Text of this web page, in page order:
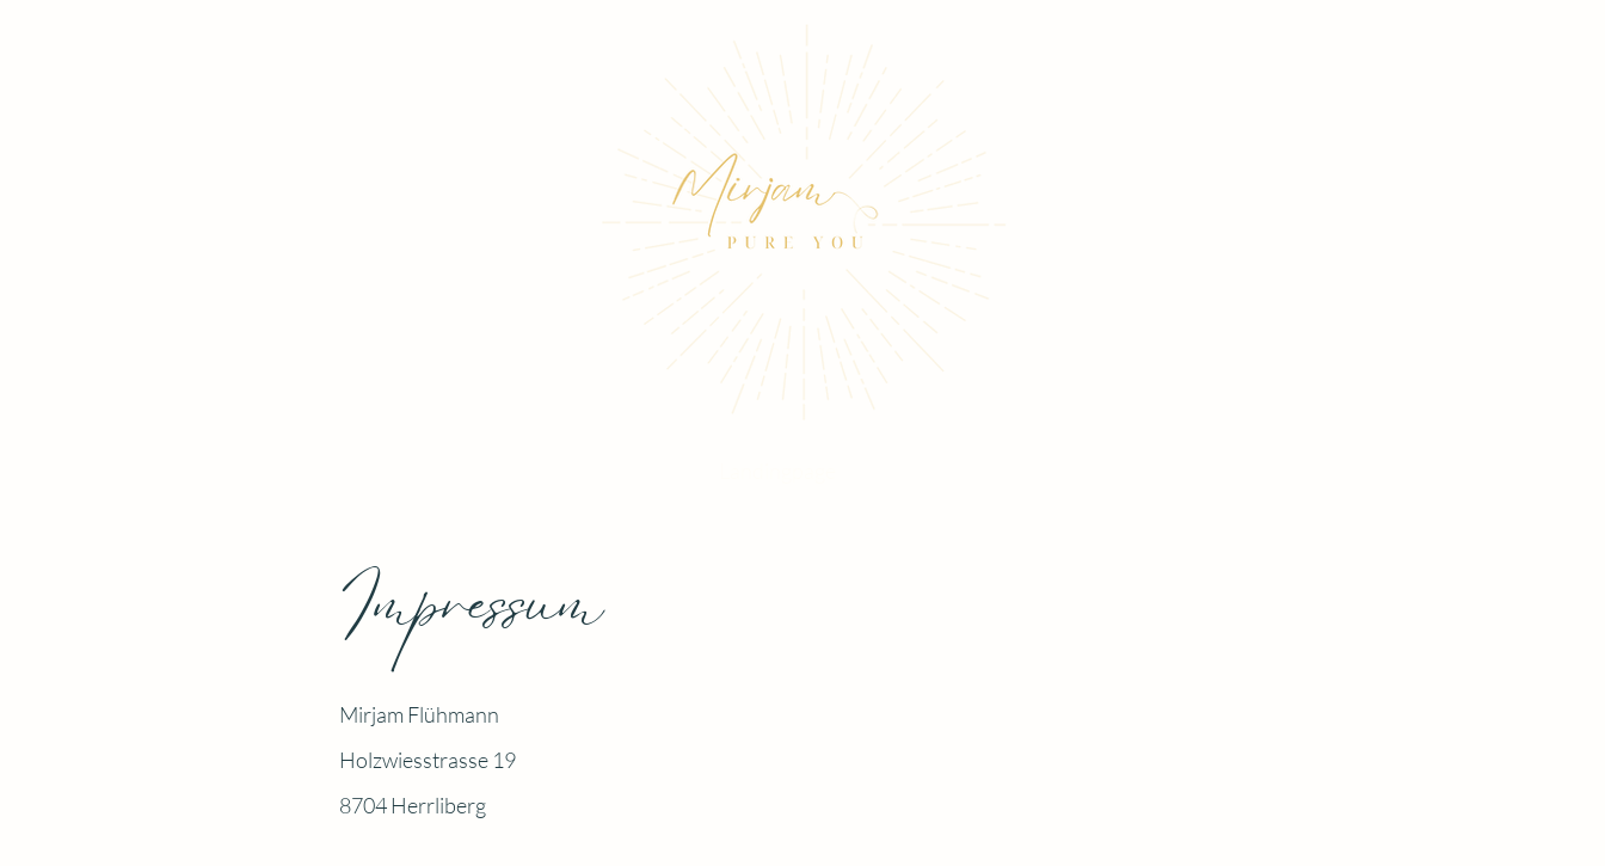
Impressum
Mirjam Flühmann
Holzwiesstrasse 19
8704 Herrliberg